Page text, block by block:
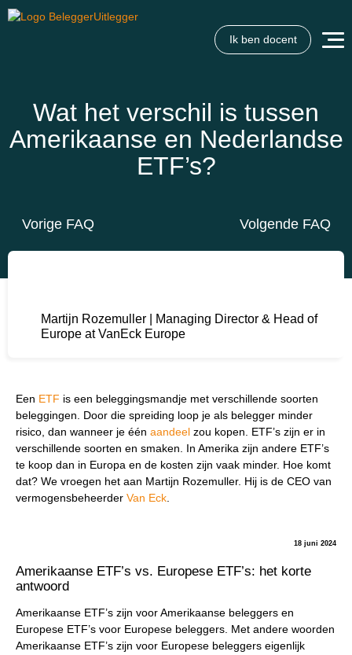
Ik ben docent
Wat het verschil is tussen
Amerikaanse en Nederlandse
ETF’s?
Vorige FAQ Volgende FAQ
Martijn Rozemuller | Managing Director & Head of
Europe at VanEck Europe
Een ETF is een beleggingsmandje met verschillende soorten
beleggingen. Door die spreiding loop je als belegger minder
risico, dan wanneer je één aandeel zou kopen. ETF’s zijn er in
verschillende soorten en smaken. In Amerika zijn andere ETF’s
te koop dan in Europa en de kosten zijn vaak minder. Hoe komt
dat? We vroegen het aan Martijn Rozemuller. Hij is de CEO van
vermogensbeheerder Van Eck
18 juni 2024
Amerikaanse ETF’s vs. Europese ETF’s: het korte
antwoord
Amerikaanse ETF’s zijn voor Amerikaanse beleggers en
Europese ETF’s voor Europese beleggers. Met andere woorden
Amerikaanse ETF’s zijn voor Europese beleggers eigenlijk
Wat wil je opzoeken?
hebben? We helpen je graag een handje.